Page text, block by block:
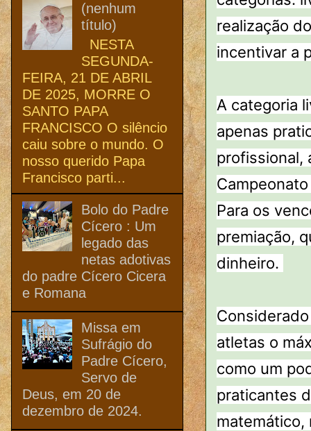
realização
incentivar a
A categoria
apenas
profissional,
Para os
premiação,
dinheiro.
atletas o
como um
praticantes
matemático,
(nenhum
título)
NESTA
SEGUNDA-
FEIRA, 21 DE ABRIL
DE 2025, MORRE O
SANTO PAPA
FRANCISCO O silêncio
caiu sobre o mundo. O
nosso querido Papa
Francisco parti...
Bolo do Padre
Cícero : Um
legado das
netas adotivas
do padre Cícero Cicera
e Romana
Missa em
Sufrágio do
Padre Cícero,
Servo de
Deus, em 20 de
dezembro de 2024.